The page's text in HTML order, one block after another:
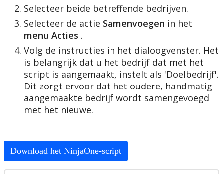
Selecteer beide betreffende bedrijven.
Selecteer de actie Samenvoegen in het
menu Acties .
Volg de instructies in het dialoogvenster. Het
is belangrijk dat u het bedrijf dat met het
script is aangemaakt, instelt als 'Doelbedrijf'.
Dit zorgt ervoor dat het oudere, handmatig
aangemaakte bedrijf wordt samengevoegd
met het nieuwe.
Download het NinjaOne-script